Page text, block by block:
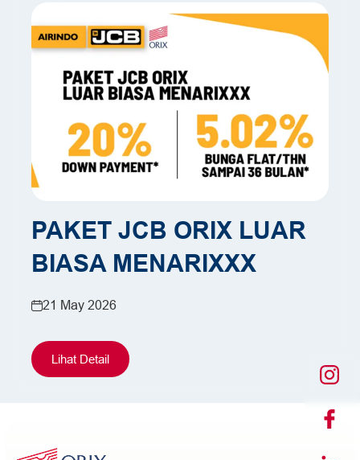
PAKET JCB ORIX LUAR
BIASA MENARIXXX
21 May 2026
Lihat Detail